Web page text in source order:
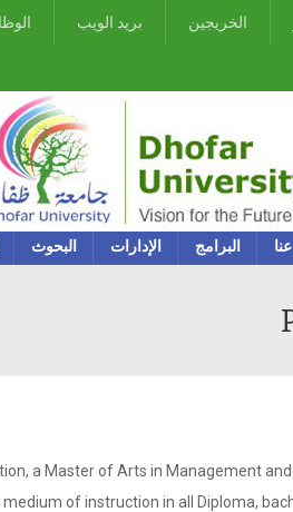
الخريجين بريد الويب
البرامج الإدارات البحوث
a Master of Arts in Management
of instruction in all Diploma,